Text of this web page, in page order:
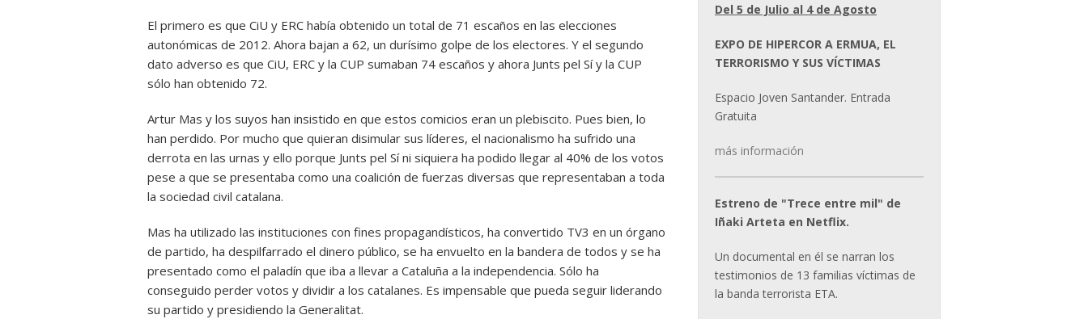
El primero es que CiU y ERC había obtenido un total de 71 escaños en las elecciones
autonómicas de 2012. Ahora bajan a 62, un durísimo golpe de los electores. Y el segundo
dato adverso es que CiU, ERC y la CUP sumaban 74 escaños y ahora Junts pel Sí y la CUP
sólo han obtenido 72.
Artur Mas y los suyos han insistido en que estos comicios eran un plebiscito. Pues bien, lo
han perdido. Por mucho que quieran disimular sus líderes, el nacionalismo ha sufrido una
derrota en las urnas y ello porque Junts pel Sí ni siquiera ha podido llegar al 40% de los votos
pese a que se presentaba como una coalición de fuerzas diversas que representaban a toda
la sociedad civil catalana.
Mas ha utilizado las instituciones con fines propagandísticos, ha convertido TV3 en un órgano
de partido, ha despilfarrado el dinero público, se ha envuelto en la bandera de todos y se ha
presentado como el paladín que iba a llevar a Cataluña a la independencia. Sólo ha
conseguido perder votos y dividir a los catalanes. Es impensable que pueda seguir liderando
su partido y presidiendo la Generalitat.
Del 5 de Julio al 4 de Agosto
EXPO DE HIPERCOR A ERMUA, EL
TERRORISMO Y SUS VÍCTIMAS
Espacio Joven Santander. Entrada
Gratuita
más información
Estreno de "Trece entre mil" de
Iñaki Arteta en Netflix.
Un documental en él se narran los
testimonios de 13 familias víctimas de
la banda terrorista ETA.